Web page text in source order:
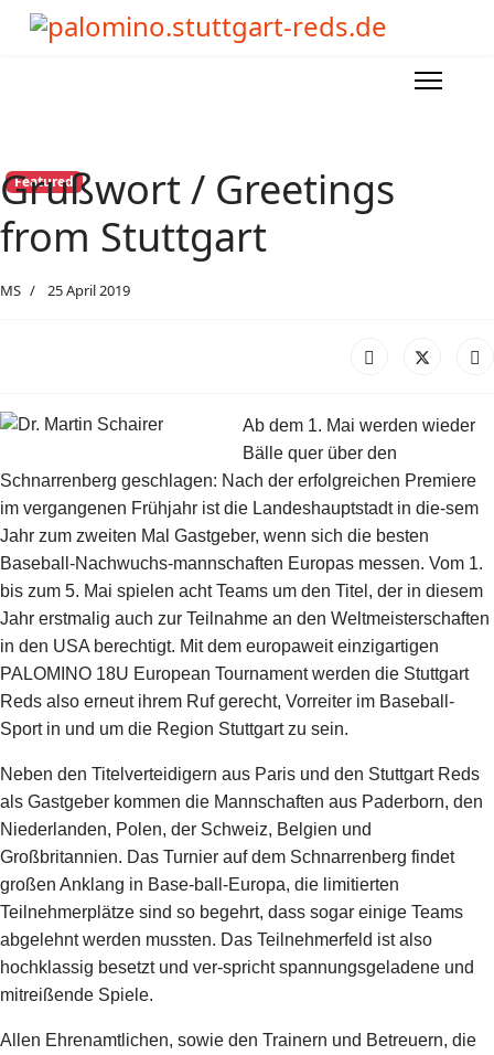
Featured
Grußwort / Greetings
from Stuttgart
MS 25 April 2019
Ab dem 1. Mai werden wieder
Bälle quer über den
Schnarrenberg geschlagen: Nach der erfolgreichen Premiere
im vergangenen Frühjahr ist die Landeshauptstadt in die-sem
Jahr zum zweiten Mal Gastgeber, wenn sich die besten
Baseball-Nachwuchs-mannschaften Europas messen. Vom 1.
bis zum 5. Mai spielen acht Teams um den Titel, der in diesem
Jahr erstmalig auch zur Teilnahme an den Weltmeisterschaften
in den USA berechtigt. Mit dem europaweit einzigartigen
PALOMINO 18U European Tournament werden die Stuttgart
Reds also erneut ihrem Ruf gerecht, Vorreiter im Baseball-
Sport in und um die Region Stuttgart zu sein.
Neben den Titelverteidigern aus Paris und den Stuttgart Reds
als Gastgeber kommen die Mannschaften aus Paderborn, den
Niederlanden, Polen, der Schweiz, Belgien und
Großbritannien. Das Turnier auf dem Schnarrenberg findet
großen Anklang in Base-ball-Europa, die limitierten
Teilnehmerplätze sind so begehrt, dass sogar einige Teams
abgelehnt werden mussten. Das Teilnehmerfeld ist also
hochklassig besetzt und ver-spricht spannungsgeladene und
mitreißende Spiele.
Allen Ehrenamtlichen, sowie den Trainern und Betreuern, die